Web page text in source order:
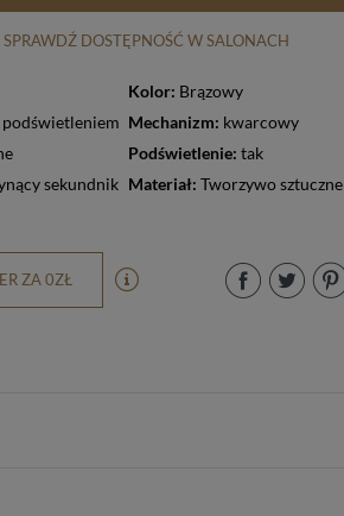
SPRAWDŹ DOSTĘPNOŚĆ W SALONACH
Kolor: Brązowy
podświetleniem Mechanizm: kwarcowy
Podświetlenie: tak
sekundnik Materiał:Tworzywo sztuczne
ZA 0ZŁ